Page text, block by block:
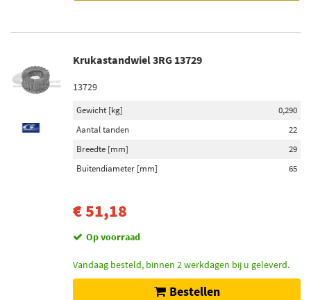
Krukastandwiel 3RG 13729
13729
Gewicht [kg]
0,290
Aantal tanden
22
Breedte [mm]
29
Buitendiameter [mm]
65
€ 51,18
Op voorraad
Vandaag besteld, binnen 2 werkdagen bij u geleverd.
Bestellen